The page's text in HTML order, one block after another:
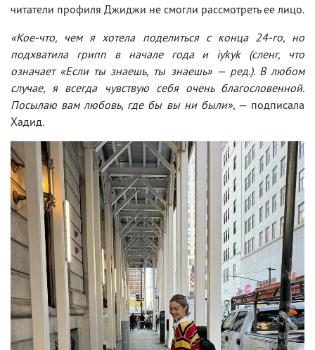
читатели профиля Джиджи не смогли рассмотреть ее лицо.
«Кое-что, чем я хотела поделиться с конца 24-го, но
подхватила грипп в начале года и iykyk (сленг, что
означает «Если ты знаешь, ты знаешь» — ред.). В любом
случае, я всегда чувствую себя очень благословенной.
Посылаю вам любовь, где бы вы ни были», — подписала
Хадид.